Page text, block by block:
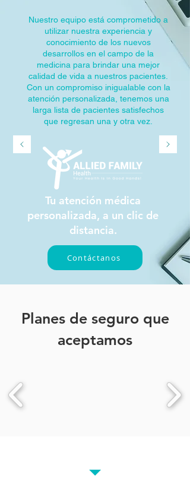
Nuestro equipo está comprometido a
utilizar nuestra experiencia y
conocimiento de los nuevos
desarrollos en el campo de la
medicina para brindar una mejor
calidad de vida a nuestros pacientes.
Con un compromiso inigualable con la
atención personalizada, tenemos una
larga lista de pacientes satisfechos
que regresan una y otra vez.
Tu atención médica
personalizada, a un clic de
distancia.
Contáctanos
Planes de seguro que
aceptamos